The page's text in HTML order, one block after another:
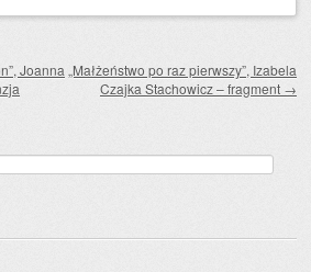
Joanna „Małżeństwo po raz pierwszy”, Izabela
Czajka Stachowicz – fragment →